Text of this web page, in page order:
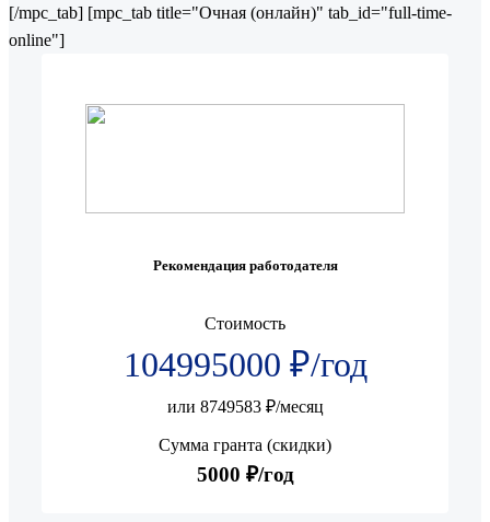
[/mpc_tab] [mpc_tab title="Очная (онлайн)" tab_id="full-time-
online"]
Рекомендация работодателя
Стоимость
104995000 ₽/год
или 8749583 ₽/месяц
Сумма гранта (скидки)
5000 ₽/год